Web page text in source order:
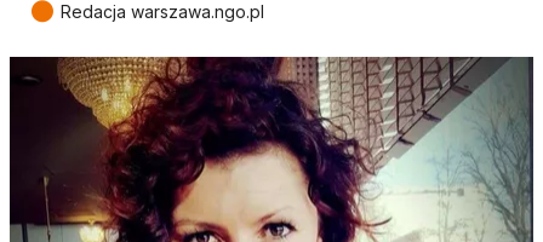
● Redacja warszawa.ngo.pl